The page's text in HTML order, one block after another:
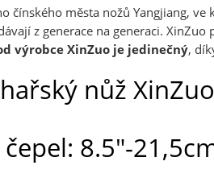
čínského města nožů Yangjiang, ve
z generace na generaci.
výrobce XinZuo je jedinečný,
nůž
čepel: 8.5"-